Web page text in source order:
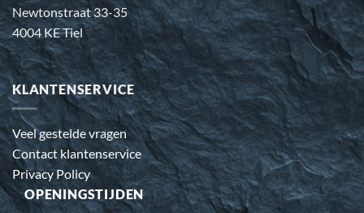
Newtonstraat 33-35
4004 KE Tiel
KLANTENSERVICE
Veel gestelde vragen
Contact klantenservice
Privacy Policy
OPENINGSTIJDEN